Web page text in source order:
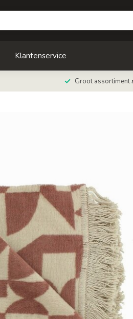
Klantenservice
Groot assortiment